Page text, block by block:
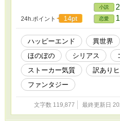
くる。 「他の何物にも比べられない
しい」 やがて私は、彼の隠された真
＊旧タイトル:モノクロームの精霊術
24h.ポイント 14pt
小説
恋愛
ハッピーエンド 異世界
ほのぼの
シリアス
ストーカー気質
訳あり
ファンタジー
文字数 119,877 最終更新日